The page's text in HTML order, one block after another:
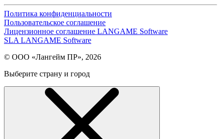
Политика конфиденциальности
Пользовательское соглашение
Лицензионное соглашение LANGAME Software
SLA LANGAME Software
© ООО «Лангейм ПР», 2026
Выберите страну и город